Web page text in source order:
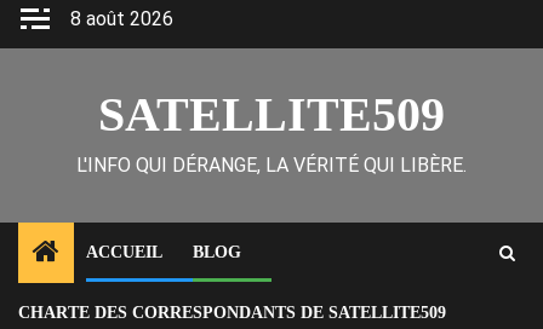
Skip
8 août 2026
SATELLITE509
L'INFO QUI DÉRANGE, LA VÉRITÉ QUI LIBÈRE.
ACCUEIL BLOG
CHARTE DES CORRESPONDANTS DE SATELLITE509
Home
Actu